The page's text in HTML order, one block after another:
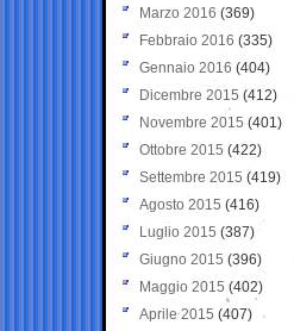
Marzo 2016 (369)
Febbraio 2016 (335)
Gennaio 2016 (404)
Dicembre 2015 (412)
Novembre 2015 (401)
Ottobre 2015 (422)
Settembre 2015 (419)
Agosto 2015 (416)
Luglio 2015 (387)
Giugno 2015 (396)
Maggio 2015 (402)
Aprile 2015 (407)